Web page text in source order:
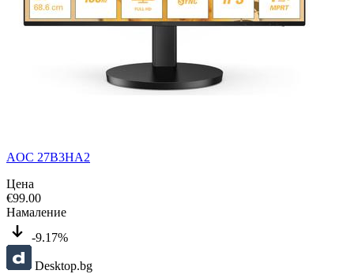
AOC 27B3HA2
Цена
€99.00
Намаление
-9.17%
Desktop.bg